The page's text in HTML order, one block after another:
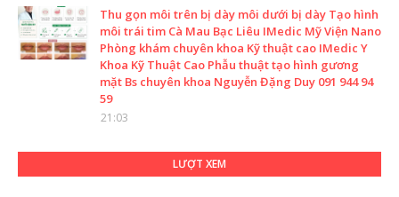
Thu gọn môi trên bị dày môi dưới bị dày Tạo hình
môi trái tim Cà Mau Bạc Liêu IMedic Mỹ Viện Nano
Phòng khám chuyên khoa Kỹ thuật cao IMedic Y
Khoa Kỹ Thuật Cao Phẫu thuật tạo hình gương
mặt Bs chuyên khoa Nguyễn Đặng Duy 091 944 94
59
21:03
LƯỢT XEM